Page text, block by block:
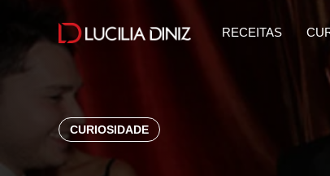
RECEITAS
CURIOSIDADE